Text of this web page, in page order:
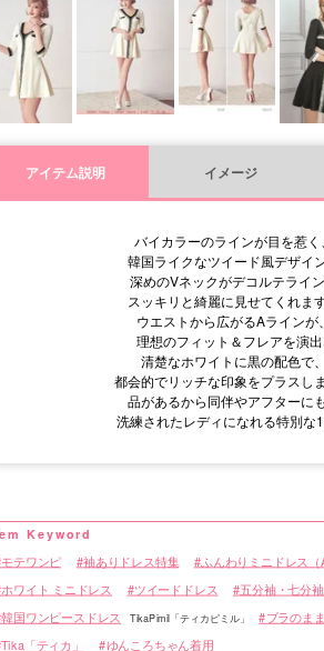
アイテム説明 イメージ
バイカラーのラインが目を惹く、
韓国ライクなツイード風デザイ
深めのVネックがデコルテライ
スッキリと綺麗に見せてくれます
ウエストから広がるAラインが、
理想のフィット＆フレアを演
清楚なホワイトに黒の配色で、
都会的でリッチな印象をプラスしま
品があるから同伴やアフターに
洗練されたレディになれる特別な1
モテワンピ 袖ありドレス特集 ふんわりミニドレス（
ホワイト ミニドレス ツイードドレス 五分袖・七分
韓国ワンピースドレス TikaPimil「ティカピミル」 ブラのま
Tika「ティカ」 ゆんころちゃん着用